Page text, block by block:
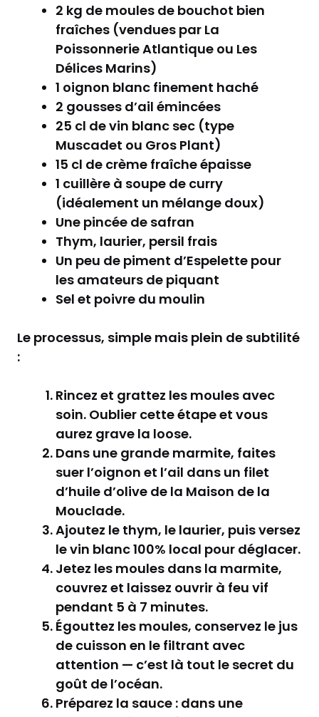
2 kg de moules de bouchot bien
fraîches (vendues par La
Poissonnerie Atlantique ou Les
Délices Marins)
1 oignon blanc finement haché
2 gousses d’ail émincées
25 cl de vin blanc sec (type
Muscadet ou Gros Plant)
15 cl de crème fraîche épaisse
1 cuillère à soupe de curry
(idéalement un mélange doux)
Une pincée de safran
Thym, laurier, persil frais
Un peu de piment d’Espelette pour
les amateurs de piquant
Sel et poivre du moulin
Le processus, simple mais plein de subtilité
:
Rincez et grattez les moules avec
soin. Oublier cette étape et vous
aurez grave la loose.
Dans une grande marmite, faites
suer l’oignon et l’ail dans un filet
d’huile d’olive de la Maison de la
Mouclade.
Ajoutez le thym, le laurier, puis versez
le vin blanc 100% local pour déglacer.
Jetez les moules dans la marmite,
couvrez et laissez ouvrir à feu vif
pendant 5 à 7 minutes.
Égouttez les moules, conservez le jus
de cuisson en le filtrant avec
attention — c’est là tout le secret du
goût de l’océan.
Préparez la sauce : dans une